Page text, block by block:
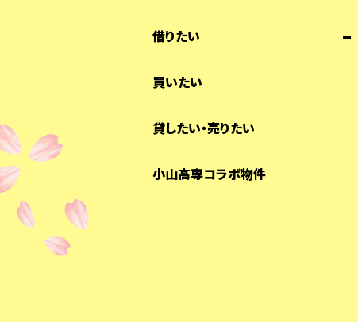
借りたい
買いたい
貸したい・売りたい
小山高専コラボ物件